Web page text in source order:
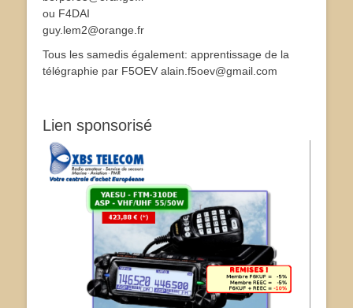
ou F4DAI
guy.lem2@orange.fr
Tous les samedis également: apprentissage de la
télégraphie par F5OEV alain.f5oev@gmail.com
Lien sponsorisé